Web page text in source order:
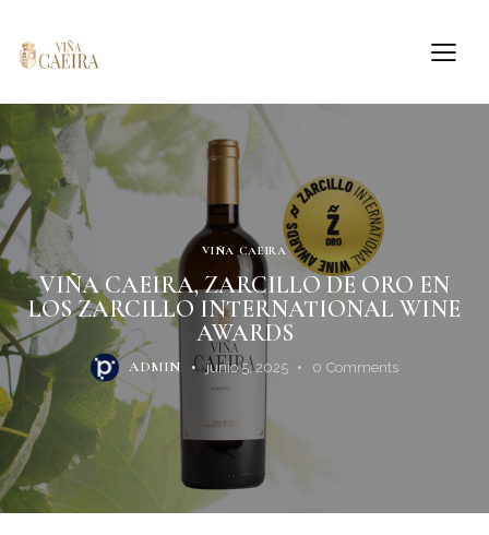
VIÑA CAEIRA
VIÑA CAEIRA, ZARCILLO DE ORO EN
LOS ZARCILLO INTERNATIONAL WINE
AWARDS
ADMIN junio 5, 2025 0 Comments